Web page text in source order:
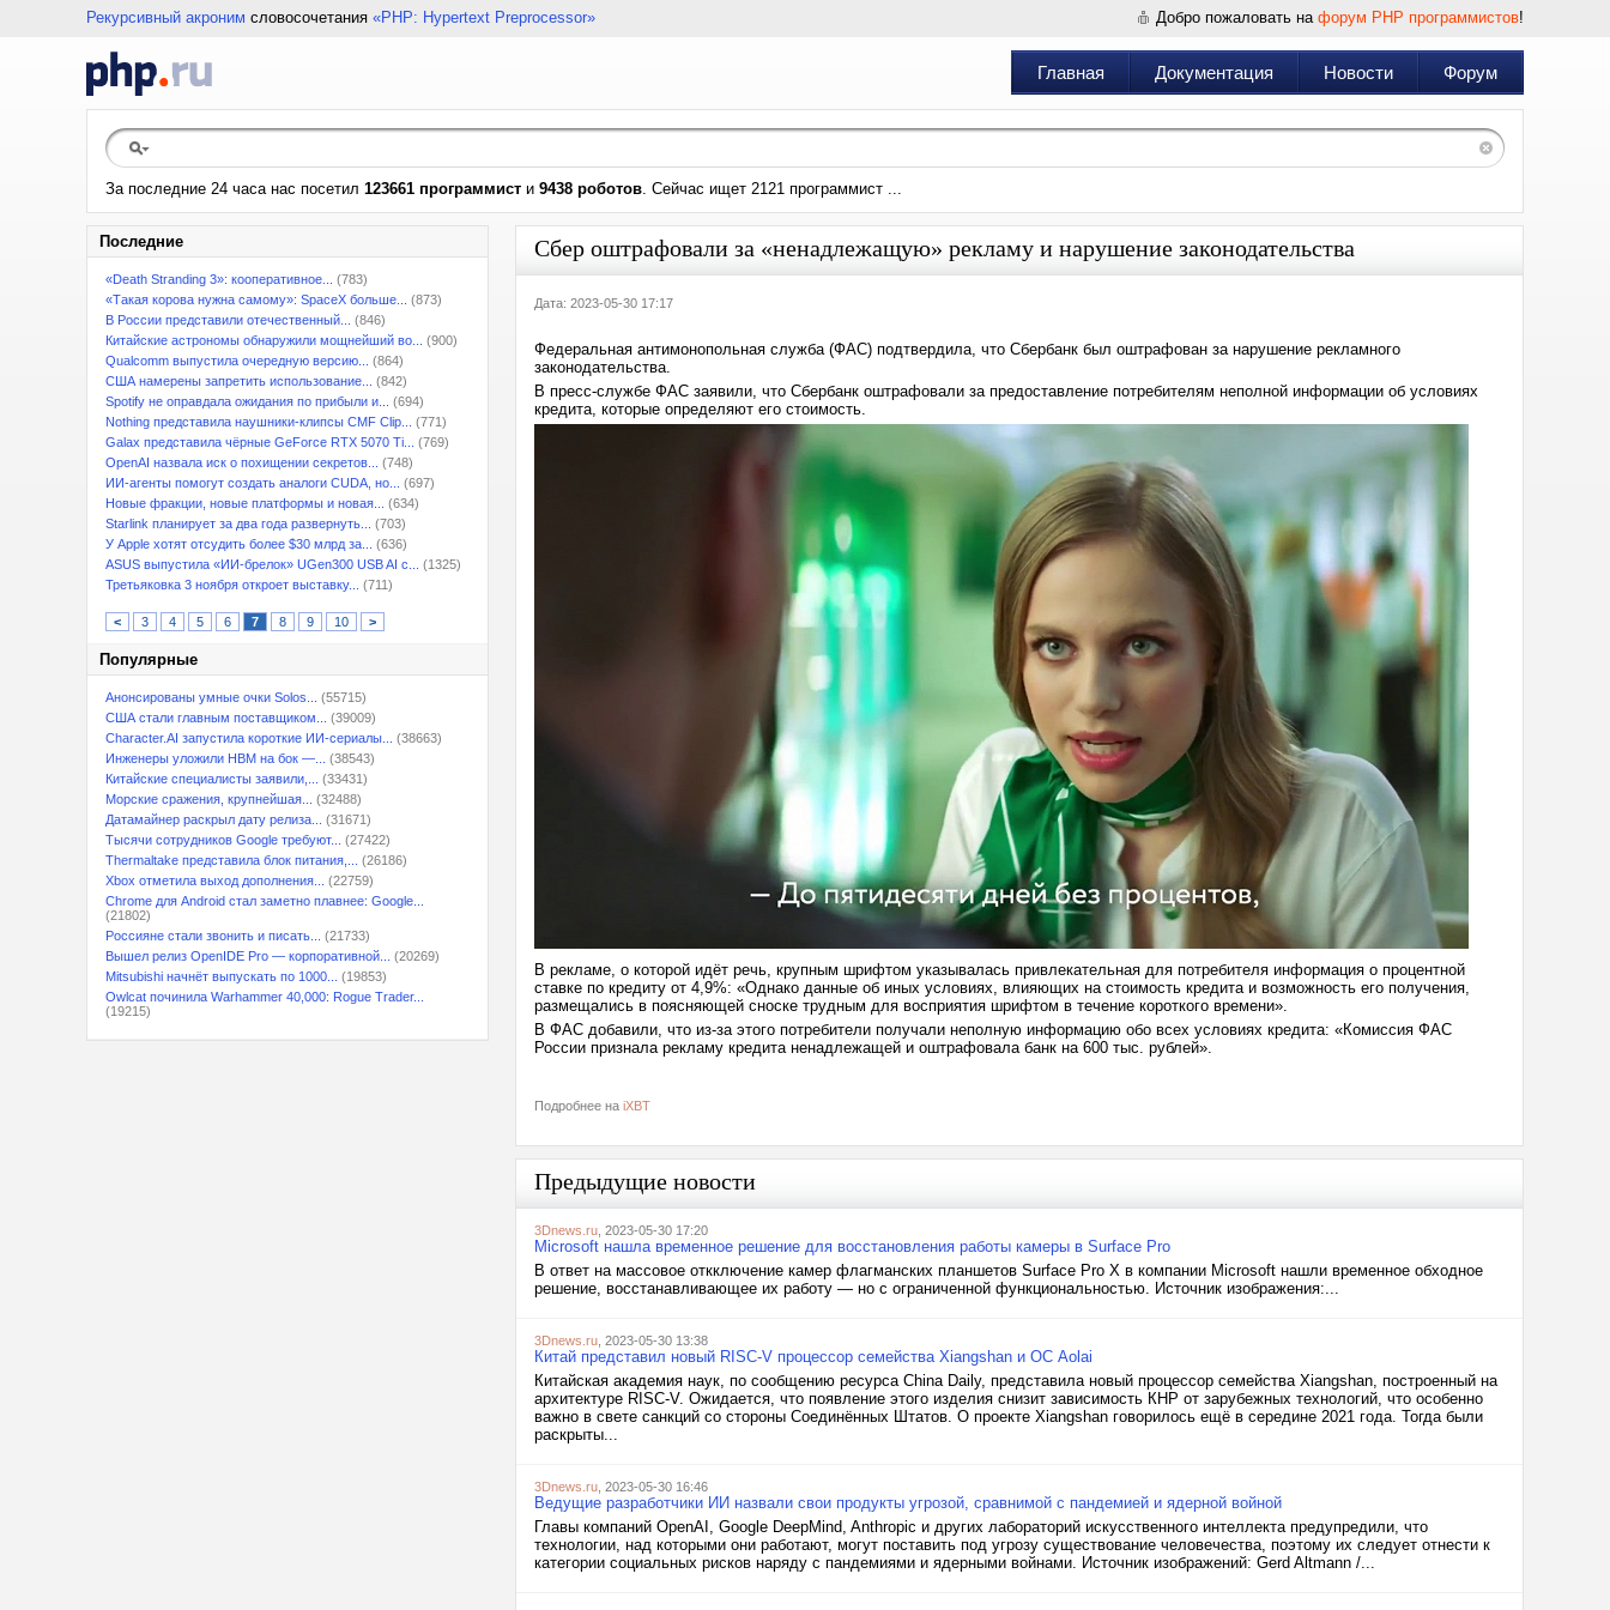
Рекурсивный акроним словосочетания «PHP: Hypertext Preprocessor» Добро пожаловать на форум PHP программистов!
Главная Документация Новости Форум
За последние 24 часа нас посетил 123661 программист и 9438 роботов. Сейчас ищет 2121 программист ...
Последние
«Death Stranding 3»: кооперативное...
(783)
«Такая корова нужна самому»: SpaceX больше...
(873)
В России представили отечественный...
(846)
Китайские астрономы обнаружили мощнейший во...
(900)
Qualcomm выпустила очередную версию...
(864)
США намерены запретить использование...
(842)
Spotify не оправдала ожидания по прибыли и...
(694)
Nothing представила наушники-клипсы CMF Clip...
(771)
Galax представила чёрные GeForce RTX 5070 Ti...
(769)
OpenAI назвала иск о похищении секретов...
(748)
ИИ-агенты помогут создать аналоги CUDA, но...
(697)
Новые фракции, новые платформы и новая...
(634)
Starlink планирует за два года развернуть...
(703)
У Apple хотят отсудить более $30 млрд за...
(636)
ASUS выпустила «ИИ-брелок» UGen300 USB AI с...
(1325)
Третьяковка 3 ноября откроет выставку...
(711)
< 3 4 5 6 7 8 9 10 >
Популярные
Анонсированы умные очки Solos...
(55715)
США стали главным поставщиком...
(39009)
Character.AI запустила короткие ИИ-сериалы...
(38663)
Инженеры уложили HBM на бок —...
(38543)
Китайские специалисты заявили,...
(33431)
Морские сражения, крупнейшая...
(32488)
Датамайнер раскрыл дату релиза...
(31671)
Тысячи сотрудников Google требуют...
(27422)
Thermaltake представила блок питания,...
(26186)
Xbox отметила выход дополнения...
(22759)
Chrome для Android стал заметно плавнее: Google...
(21802)
Россияне стали звонить и писать...
(21733)
Вышел релиз OpenIDE Pro — корпоративной...
(20269)
Mitsubishi начнёт выпускать по 1000...
(19853)
Owlcat починила Warhammer 40,000: Rogue Trader...
(19215)
Сбер оштрафовали за «ненадлежащую» рекламу и нарушение законодательства
Дата: 2023-05-30 17:17
Федеральная антимонопольная служба (ФАС) подтвердила, что Сбербанк был оштрафован за нарушение рекламного
законодательства.
В пресс-службе ФАС заявили, что Сбербанк оштрафовали за предоставление потребителям неполной информации об условиях
кредита, которые определяют его стоимость.
В рекламе, о которой идёт речь, крупным шрифтом указывалась привлекательная для потребителя информация о процентной
ставке по кредиту от 4,9%: «Однако данные об иных условиях, влияющих на стоимость кредита и возможность его получения,
размещались в поясняющей сноске трудным для восприятия шрифтом в течение короткого времени».
В ФАС добавили, что из-за этого потребители получали неполную информацию обо всех условиях кредита: «Комиссия ФАС
России признала рекламу кредита ненадлежащей и оштрафовала банк на 600 тыс. рублей».
Подробнее на iXBT
Предыдущие новости
3Dnews.ru , 2023-05-30 17:20
Microsoft нашла временное решение для восстановления работы камеры в Surface Pro
В ответ на массовое откключение камер флагманских планшетов Surface Pro X в компании Microsoft нашли временное обходное
решение, восстанавливающее их работу — но с ограниченной функциональностью. Источник изображения:...
3Dnews.ru , 2023-05-30 13:38
Китай представил новый RISC-V процессор семейства Xiangshan и ОС Aolai
Китайская академия наук, по сообщению ресурса China Daily, представила новый процессор семейства Xiangshan, построенный на
архитектуре RISC-V. Ожидается, что появление этого изделия снизит зависимость КНР от зарубежных технологий, что особенно
важно в свете санкций со стороны Соединённых Штатов. О проекте Xiangshan говорилось ещё в середине 2021 года. Тогда были
раскрыты...
3Dnews.ru , 2023-05-30 16:46
Ведущие разработчики ИИ назвали свои продукты угрозой, сравнимой с пандемией и ядерной войной
Главы компаний OpenAI, Google DeepMind, Anthropic и других лабораторий искусственного интеллекта предупредили, что
технологии, над которыми они работают, могут поставить под угрозу существование человечества, поэтому их следует отнести к
категории социальных рисков наряду с пандемиями и ядерными войнами. Источник изображений: Gerd Altmann /...